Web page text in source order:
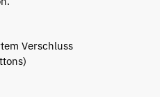
Verschluss